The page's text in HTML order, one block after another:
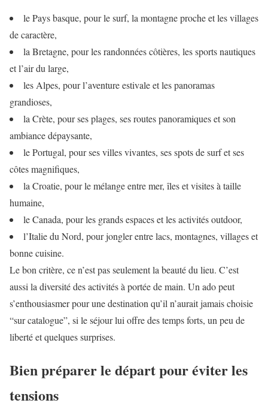
le Pays basque, pour le surf, la montagne proche et les villages
de caractère,
la Bretagne, pour les randonnées côtières, les sports nautiques
et l’air du large,
les Alpes, pour l’aventure estivale et les panoramas
grandioses,
la Crète, pour ses plages, ses routes panoramiques et son
ambiance dépaysante,
le Portugal, pour ses villes vivantes, ses spots de surf et ses
côtes magnifiques,
la Croatie, pour le mélange entre mer, îles et visites à taille
humaine,
le Canada, pour les grands espaces et les activités outdoor,
l’Italie du Nord, pour jongler entre lacs, montagnes, villages et
bonne cuisine.
Le bon critère, ce n’est pas seulement la beauté du lieu. C’est
aussi la diversité des activités à portée de main. Un ado peut
s’enthousiasmer pour une destination qu’il n’aurait jamais choisie
“sur catalogue”, si le séjour lui offre des temps forts, un peu de
liberté et quelques surprises.
Bien préparer le départ pour éviter les
tensions